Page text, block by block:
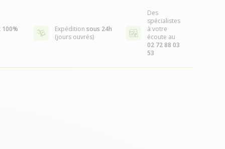
100%
Expédition sous 24h
(jours ouvrés)
Des
spécialistes
à votre
écoute au
02 72 88 03
53